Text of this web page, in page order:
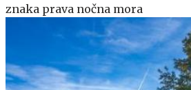
znaka prava nočna mora